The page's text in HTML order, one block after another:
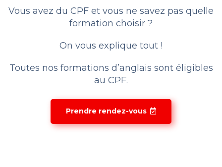
Vous avez du CPF et vous ne savez pas quelle
formation choisir ?
On vous explique tout !
Toutes nos formations d’anglais sont éligibles
au CPF.
Prendre rendez-vous